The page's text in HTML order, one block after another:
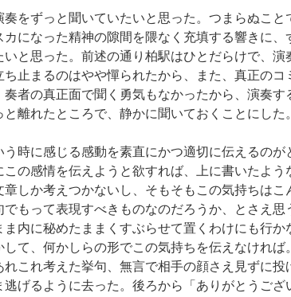
をずっと聞いていたいと思った。つまらぬこと
カになった精神の隙間を隈なく充填する響きに、
いと思った。前述の通り柏駅はひとだらけで、演
ち止まるのはやや憚られたから、また、真正のコ
奏者の真正面で聞く勇気もなかったから、演奏す
と離れたところで、静かに聞いておくことにした。
時に感じる感動を素直にかつ適切に伝えるのが
この感情を伝えようと欲すれば、上に書いたよう
章しか考えつかないし、そもそもこの気持ちはこ
でもって表現すべきものなのだろうか、とさえ思
ま内に秘めたままくすぶらせて置くわけにも行か
して、何かしらの形でこの気持ちを伝えなければ
れこれ考えた挙句、無言で相手の顔さえ見ずに投
逃げるように去った。後ろから「ありがとうござ